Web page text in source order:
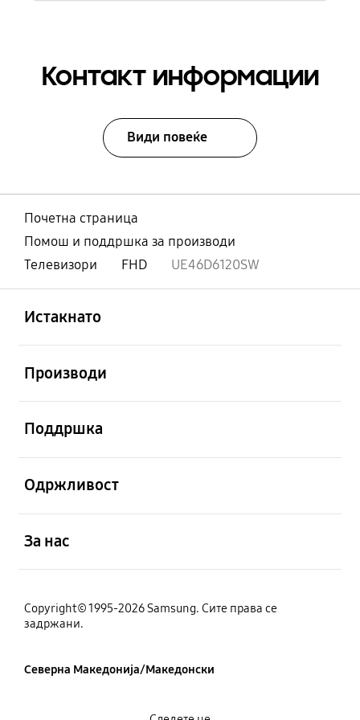
Контакт информации
Види повеќе
Почетна страница
Помош и поддршка за производи
Телевизори
FHD UE46D6120SW
Истакнато
Производи
Поддршка
Одржливост
За нас
Copyright© 1995-2026 Samsung. Сите права се
задржани.
Северна Македонија/Македонски